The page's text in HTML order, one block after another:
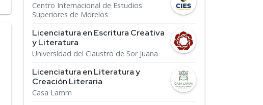
Centro Internacional de Estudios
Superiores de Morelos
Licenciatura en Escritura Creativa
y Literatura
Universidad del Claustro de Sor Juana
Licenciatura en Literatura y
Creación Literaria
Casa Lamm